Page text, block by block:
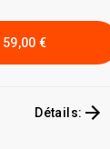
59,00 €
Détails: